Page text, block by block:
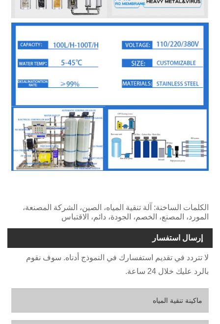
الكلمات الساخنة: آلة تنقية المياه، الصين، الشركة المصنعة،
المورد، المصنع، الخصم، الجودة، دائم، الاقتباس
إرسال استفسار
لا تتردد في تقديم استفسارك في النموذج أدناه. سوف نقوم
بالرد عليك خلال 24 ساعة.